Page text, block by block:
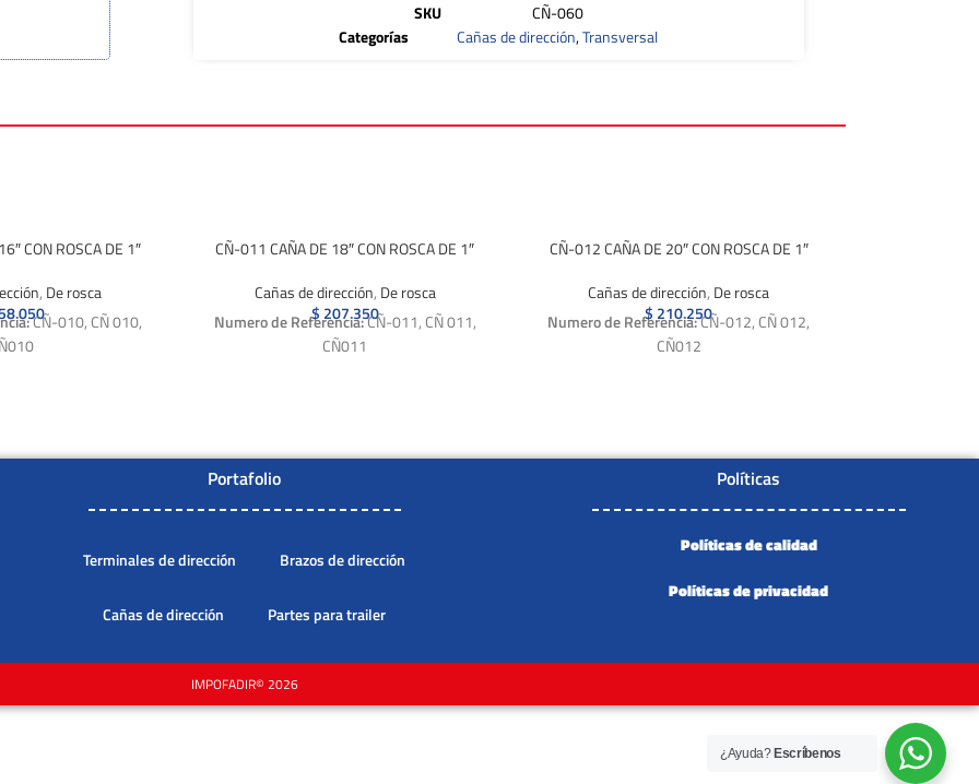
SKU
CÑ-060
Categorías
Cañas de dirección,Transversal
CON ROSCA DE 1″
, De rosca
CÑ-010, CÑ 010,
CÑ-011 CAÑA DE 18″ CON ROSCA DE 1″
Cañas de dirección, De rosca
$ 207.350
Numero de Referencia:CÑ-011, CÑ 011,
CÑ011
CÑ-012 CAÑA DE 20″ CON ROSCA DE 1″
Cañas de dirección, De rosca
$ 210.250
Numero de Referencia:CÑ-012, CÑ 012,
CÑ012
Portafolio
Terminales de dirección Brazos de dirección
Cañas de dirección Partes para trailer
Políticas
Políticas de calidad
Políticas de privacidad
IMPOFADIR© 2026
¿Ayuda? Escríbenos